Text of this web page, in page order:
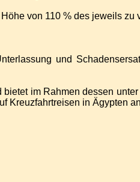
von 110 % des jeweils
und
im Rahmen dessen
Kreuzfahrtreisen in Ägypten